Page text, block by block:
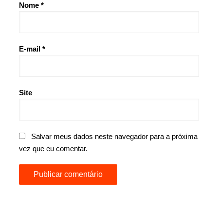
Nome *
E-mail *
Site
Salvar meus dados neste navegador para a próxima
vez que eu comentar.